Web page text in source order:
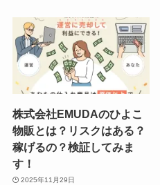
株式会社EMUDAのひよこ
物販とは？リスクはある？
稼げるの？検証してみま
す！
2025年11月29日